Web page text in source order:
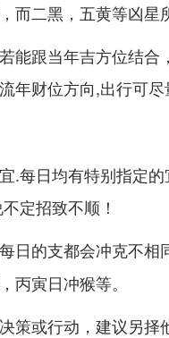
而二黑，五黄等凶星
能跟当年吉方位结合
年财位方向,出行可尽
.每日均有特别指定
定招致不顺！
日的支都会冲克不相
丙寅日冲猴等。
策或行动，建议另择